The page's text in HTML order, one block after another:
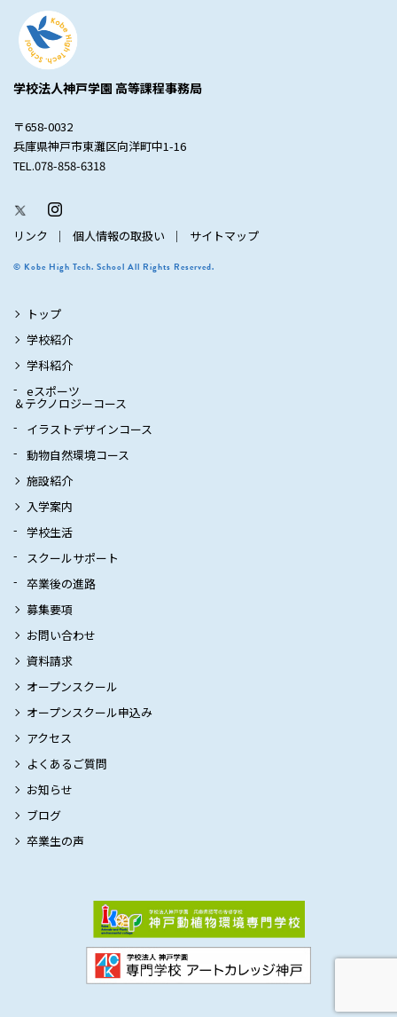
学校法人神戸学園 高等課程事務局
〒658-0032
兵庫県神戸市東灘区向洋町中1-16
TEL.078-858-6318
リンク 個人情報の取扱い サイトマップ
© Kobe High Tech. School All Rights Reserved.
トップ
学校紹介
学科紹介
eスポーツ
＆テクノロジーコース
イラストデザインコース
動物自然環境コース
施設紹介
入学案内
学校生活
スクールサポート
卒業後の進路
募集要項
お問い合わせ
資料請求
オープンスクール
オープンスクール申込み
アクセス
よくあるご質問
お知らせ
ブログ
卒業生の声